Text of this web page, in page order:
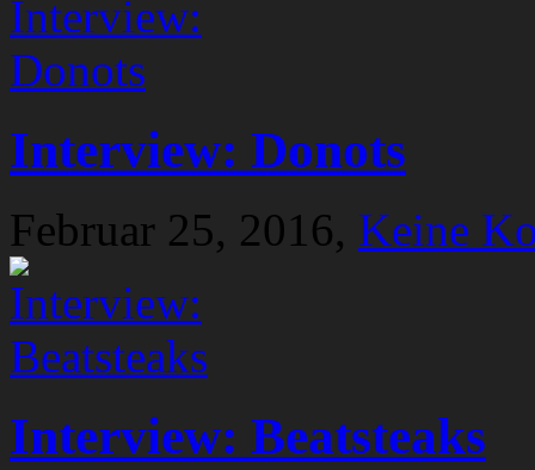
Interview: Donots
Februar 25, 2016, Keine
Interview: Beatsteaks